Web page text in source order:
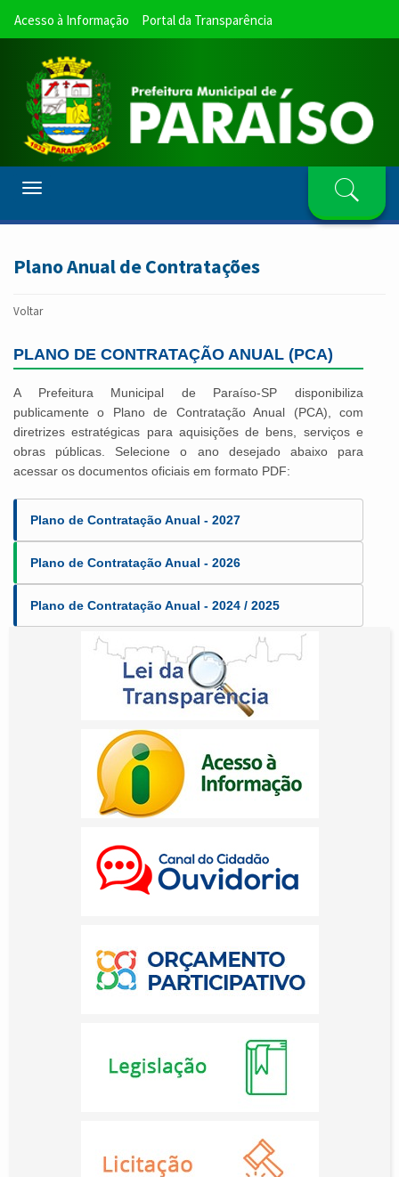
Acesso à Informação Portal da Transparência
Toggle
Plano Anual de Contratações
Voltar
PLANO DE CONTRATAÇÃO ANUAL (PCA)
A Prefeitura Municipal de Paraíso-SP disponibiliza
publicamente o Plano de Contratação Anual (PCA), com
diretrizes estratégicas para aquisições de bens, serviços e
obras públicas. Selecione o ano desejado abaixo para
acessar os documentos oficiais em formato PDF:
Plano de Contratação Anual - 2027
Plano de Contratação Anual - 2026
Plano de Contratação Anual - 2024 / 2025